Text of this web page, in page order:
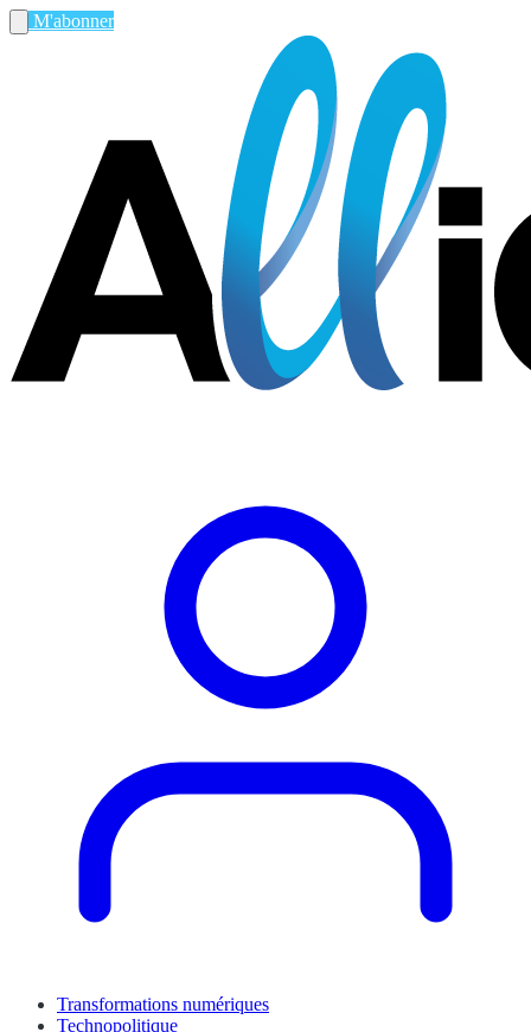
M'abonner
Transformations numériques
Technopolitique